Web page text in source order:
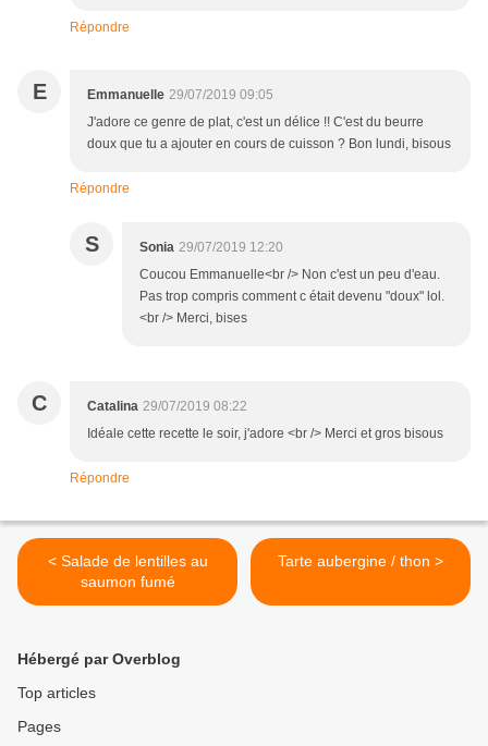
Répondre
E Emmanuelle 29/07/2019 09:05
J'adore ce genre de plat, c'est un délice !! C'est du beurre
doux que tu a ajouter en cours de cuisson ? Bon lundi, bisous
Répondre
S Sonia 29/07/2019 12:20
Coucou Emmanuelle<br /> Non c'est un peu d'eau.
Pas trop compris comment c était devenu "doux" lol.
<br /> Merci, bises
C Catalina 29/07/2019 08:22
Idéale cette recette le soir, j'adore <br /> Merci et gros bisous
Répondre
< Salade de lentilles au
saumon fumé
Tarte aubergine / thon >
Hébergé par Overblog
Top articles
Pages